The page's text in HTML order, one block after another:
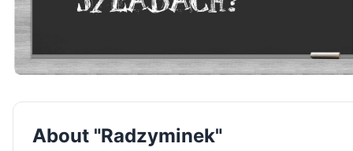
About "Radzyminek"